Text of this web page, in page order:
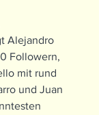
Alejandro
Followern,
mit rund
und Juan